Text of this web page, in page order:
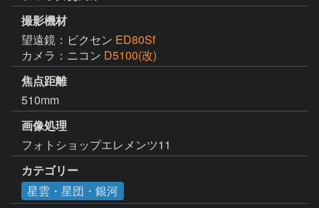
撮影機材
望遠鏡：ビクセン ED80Sf
カメラ：ニコン D5100(改)
焦点距離
510mm
画像処理
フォトショップエレメンツ11
カテゴリー
星雲・星団・銀河